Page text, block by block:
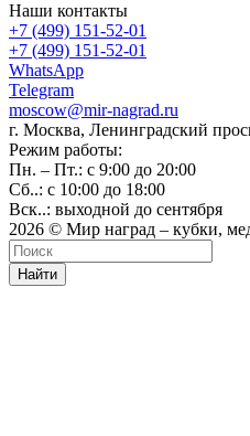
Наши контакты
+7 (499) 151-52-01
+7 (499) 151-52-01
WhatsApp
Telegram
moscow@mir-nagrad.ru
г. Москва, Ленинградский
Режим работы:
Пн. – Пт.: с 9:00 до 20:00
Сб..: с 10:00 до 18:00
Вск..: выходной до сентября
2026 © Мир наград – кубки,
Найти